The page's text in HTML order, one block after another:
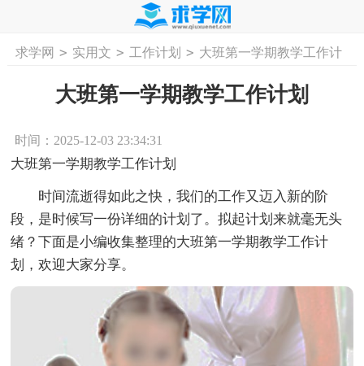
首页 工作计划 活动计划 学习计划
求学网 > 实用文 > 工作计划 > 大班第一学期教学工作计
大班第一学期教学工作计划
时间：2025-12-03 23:34:31
大班第一学期教学工作计划
时间流逝得如此之快，我们的工作又迈入新的阶
段，是时候写一份详细的计划了。拟起计划来就毫无头
绪？下面是小编收集整理的大班第一学期教学工作计
划，欢迎大家分享。